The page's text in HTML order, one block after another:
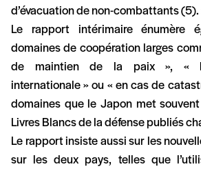
d’évacuation de non-combattants (5).
Le rapport intérimaire énumère
domaines de coopération larges
de maintien de la paix », «
internationale » ou « en cas de
domaines que le Japon met
Livres Blancs de la défense publiés
Le rapport insiste aussi sur les
sur les deux pays, telles que